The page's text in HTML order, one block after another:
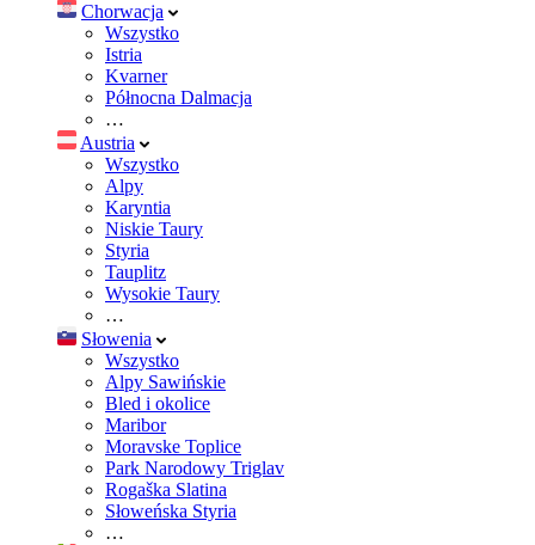
Chorwacja
Wszystko
Istria
Kvarner
Północna Dalmacja
…
Austria
Wszystko
Alpy
Karyntia
Niskie Taury
Styria
Tauplitz
Wysokie Taury
…
Słowenia
Wszystko
Alpy Sawińskie
Bled i okolice
Maribor
Moravske Toplice
Park Narodowy Triglav
Rogaška Slatina
Słoweńska Styria
…